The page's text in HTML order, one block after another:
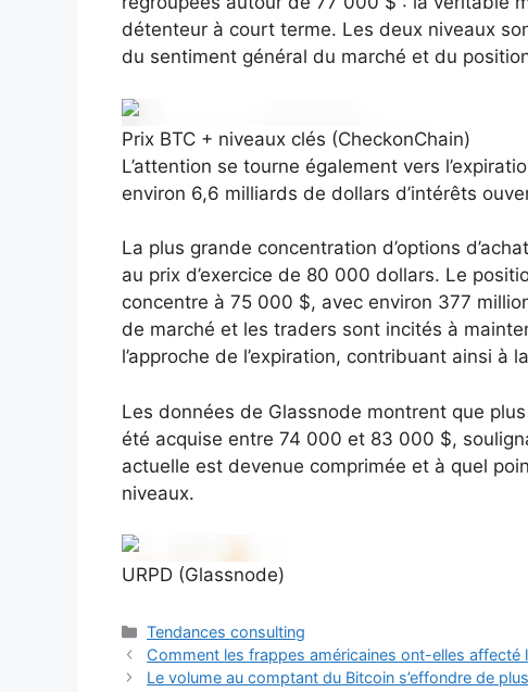
détenteur à court terme. Les deux niveaux
du sentiment général du marché et du
Prix ​​BTC + niveaux clés (CheckonChain)
L’attention se tourne également vers
environ 6,6 milliards de dollars d’intérêts
La plus grande concentration d’options
au prix d’exercice de 80 000 dollars. Le
concentre à 75 000 $, avec environ 377
de marché et les traders sont incités à
l’approche de l’expiration, contribuant ainsi
Les données de Glassnode montrent que
été acquise entre 74 000 et 83 000 $,
actuelle est devenue comprimée et à quel
niveaux.
URPD (Glassnode)
Catégories
Tendances consulting
Comment les frappes américaines ont-elles affecté
Le volume au comptant du Bitcoin s’effondre de